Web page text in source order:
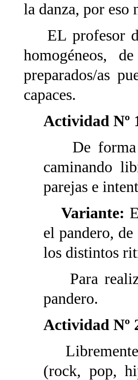
la danza, por eso
EL profesor
homogéneos,
preparados/as
capaces.
Actividad Nº
De forma
caminando
parejas e
Variante:
el pandero,
los distintos
Para
pandero.
Actividad Nº
Libremente
(rock, pop,